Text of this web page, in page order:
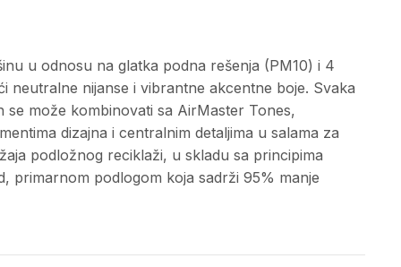
u odnosu na glatka podna rešenja (PM10) i 4
neutralne nijanse i vibrantne akcentne boje. Svaka
može kombinovati sa AirMaster Tones,
dizajna i centralnim detaljima u salama za
podložnog reciklaži, u skladu sa principima
primarnom podlogom koja sadrži 95% manje